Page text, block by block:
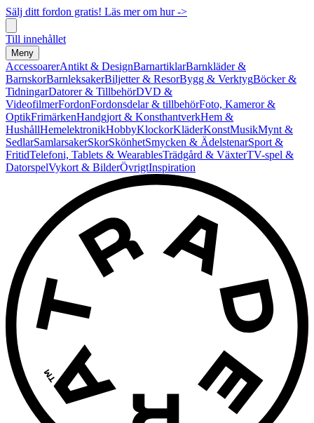
Sälj ditt fordon gratis! Läs mer om hur ->
Till innehållet
Meny
AccessoarerAntikt & DesignBarnartiklarBarnkläder &
BarnskorBarnleksakerBiljetter & ResorBygg & VerktygBöcker &
TidningarDatorer & TillbehörDVD &
VideofilmerFordonFordonsdelar & tillbehörFoto, Kameror &
OptikFrimärkenHandgjort & KonsthantverkHem &
HushållHemelektronikHobbyKlockorKläderKonstMusikMynt &
SedlarSamlarsakerSkorSkönhetSmycken & ÄdelstenarSport &
FritidTelefoni, Tablets & WearablesTrädgård & VäxterTV-spel &
DatorspelVykort & BilderÖvrigtInspiration